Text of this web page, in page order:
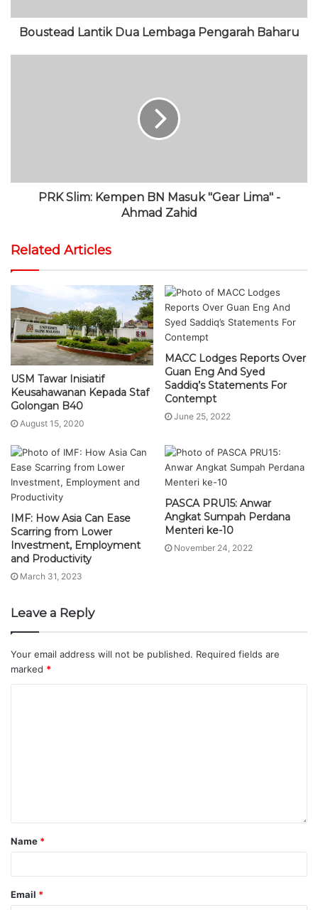
Boustead Lantik Dua Lembaga Pengarah Baharu
PRK Slim: Kempen BN Masuk "Gear Lima" -
Ahmad Zahid
Related Articles
USM Tawar Inisiatif
Keusahawanan Kepada Staf
Golongan B40
August 15, 2020
MACC Lodges Reports Over
Guan Eng And Syed
Saddiq’s Statements For
Contempt
June 25, 2022
IMF: How Asia Can Ease
Scarring from Lower
Investment, Employment
and Productivity
March 31, 2023
PASCA PRU15: Anwar
Angkat Sumpah Perdana
Menteri ke-10
November 24, 2022
Leave a Reply
Your email address will not be published. Required fields are
marked *
Name *
Email *